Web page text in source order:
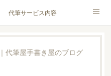
代筆サービス内容
文章作成代行サービス
代筆屋手書き屋のブログ